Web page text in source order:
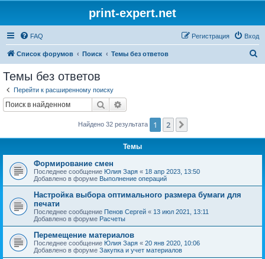
print-expert.net
FAQ Вход
Регистрация
Список форумов Поиск Темы без ответов
Темы без ответов
Перейти к расширенному поиску
Поиск
Найдено 32 результата 1 2
Темы
Формирование смен
Последнее сообщение Юлия Заря « 18 апр 2023, 13:50
Добавлено в форуме Выполнение операций
Настройка выбора оптимального размера бумаги для
печати
Последнее сообщение Пенов Сергей « 13 июл 2021, 13:11
Добавлено в форуме Расчеты
Перемещение материалов
Последнее сообщение Юлия Заря « 20 янв 2020, 10:06
Добавлено в форуме Закупка и учет материалов